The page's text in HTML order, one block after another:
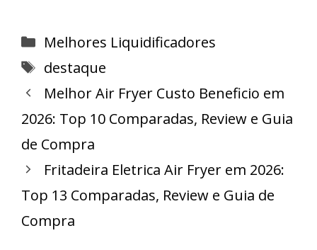
Categorias
Melhores Liquidificadores
Tags
destaque
Melhor Air Fryer Custo Beneficio em
2026: Top 10 Comparadas, Review e Guia
de Compra
Fritadeira Eletrica Air Fryer em 2026:
Top 13 Comparadas, Review e Guia de
Compra